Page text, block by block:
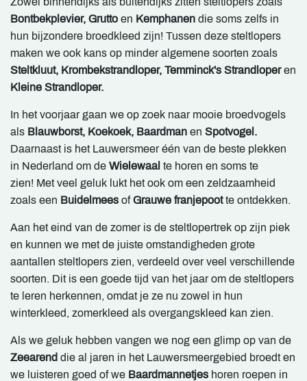
Bontbekplevier, Grutto en Kemphanen die soms zelfs in
hun bijzondere broedkleed zijn! Tussen deze steltlopers
maken we ook kans op minder algemene soorten zoals
Steltkluut, Krombekstrandloper, Temminck's Strandloperen
Kleine Strandloper.
In het voorjaar gaan we op zoek naar mooie broedvogels
als Blauwborst, Koekoek, Baardman en Spotvogel.
Daarnaast is het Lauwersmeer één van de beste plekken
in Nederland om de Wielewaal te horen en soms te
zien! Met veel geluk lukt het ook om een zeldzaamheid
zoals een Buidelmees ofGrauwe franjepootte ontdekken.
Aan het eind van de zomer is de steltlopertrek op zijn piek
en kunnen we met de juiste omstandigheden grote
aantallen steltlopers zien, verdeeld over veel verschillende
soorten. Dit is een goede tijd van het jaar om de steltlopers
te leren herkennen, omdat je ze nu zowel in hun
winterkleed, zomerkleed als overgangskleed kan zien.
Als we geluk hebben vangen we nog een glimp op van de
Zeearend die al jaren in het Lauwersmeergebied broedt en
we luisteren goed of we Baardmannetjes horen roepen in